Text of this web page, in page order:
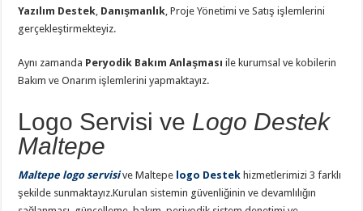
Yazılım Destek Danışmanlık , Proje Yönetimi ve Satış işlemlerini
gerçekleştirmekteyiz.
Aynı zamanda Peryodik Bakım Anlaşması ile kurumsal ve kobilerin
Bakım ve Onarım işlemlerini yapmaktayız.
Logo Servisi ve Logo Destek
Maltepe
Maltepe logo servisive Maltepe logo Destek hizmetlerimizi 3 farklı
şekilde sunmaktayız.Kurulan sistemin güvenliğinin ve devamlılığın